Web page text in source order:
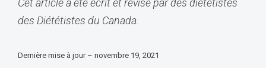
des Diététistes du Canada.
Dernière mise à jour – novembre 19, 2021